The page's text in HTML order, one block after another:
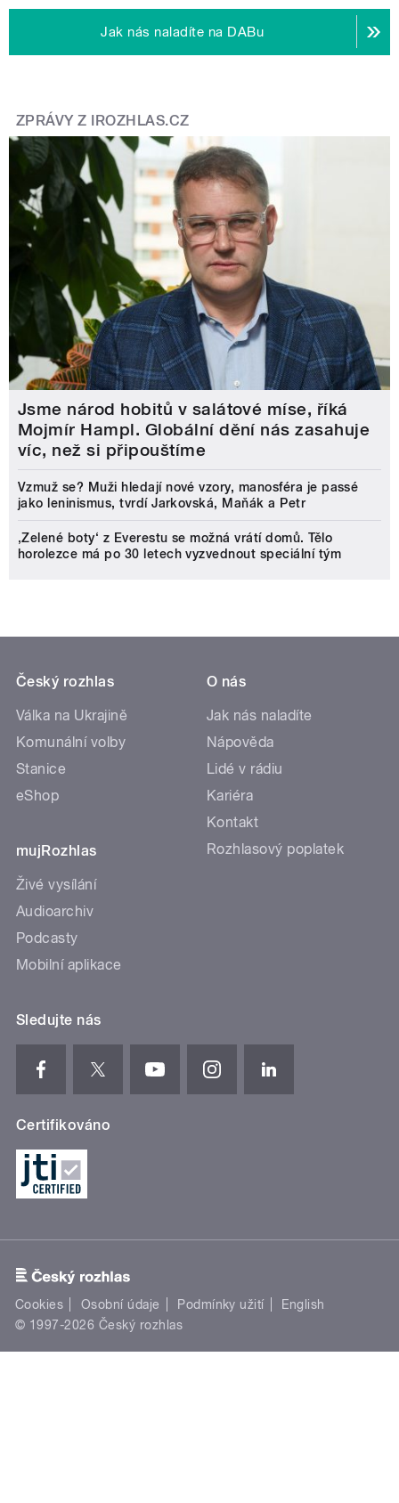
Jak nás naladíte na DABu
ZPRÁVY Z IROZHLAS.CZ
Jsme národ hobitů v salátové míse, říká
Mojmír Hampl. Globální dění nás zasahuje
víc, než si připouštíme
Vzmuž se? Muži hledají nové vzory, manosféra je passé
jako leninismus, tvrdí Jarkovská, Maňák a Petr
‚Zelené boty‘ z Everestu se možná vrátí domů. Tělo
horolezce má po 30 letech vyzvednout speciální tým
Český rozhlas
Válka na Ukrajině
Komunální volby
Stanice
eShop
mujRozhlas
Živé vysílání
Audioarchiv
Podcasty
Mobilní aplikace
O nás
Jak nás naladíte
Nápověda
Lidé v rádiu
Kariéra
Kontakt
Rozhlasový poplatek
Sledujte nás
Certifikováno
Cookies Osobní údaje Podmínky užití
English
© 1997-2026 Český rozhlas